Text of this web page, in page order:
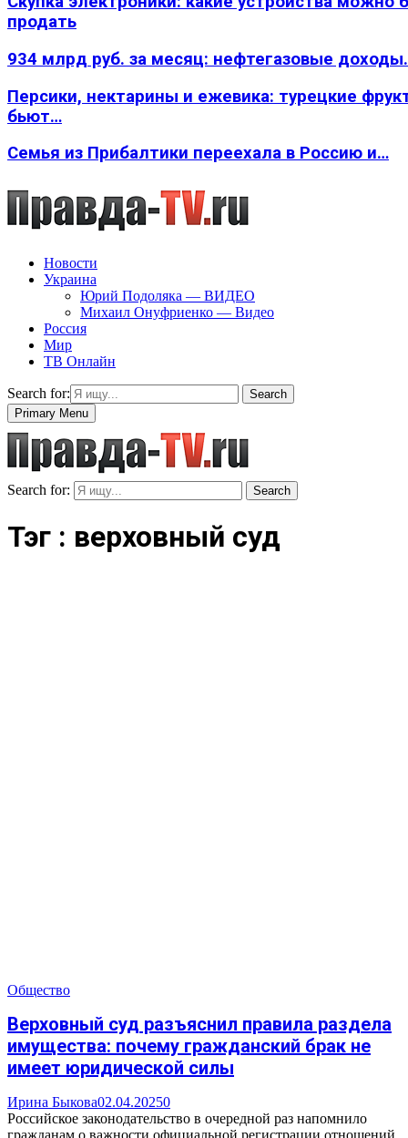
продать
934 млрд руб. за месяц: нефтегазовые
Персики, нектарины и ежевика: турецкие
бьют…
Семья из Прибалтики переехала в Россию и…
Новости
Украина
Юрий Подоляка — ВИДЕО
Михаил Онуфриенко — Видео
Россия
Мир
ТВ Онлайн
Search for:
Search
Primary Menu
Search for: Search
Тэг : верховный суд
Общество
Верховный суд разъяснил правила раздела
имущества: почему гражданский брак не
имеет юридической силы
Ирина Быкова02.04.20250
Российское законодательство в очередной раз напомнило
гражданам о важности официальной регистрации отношений.